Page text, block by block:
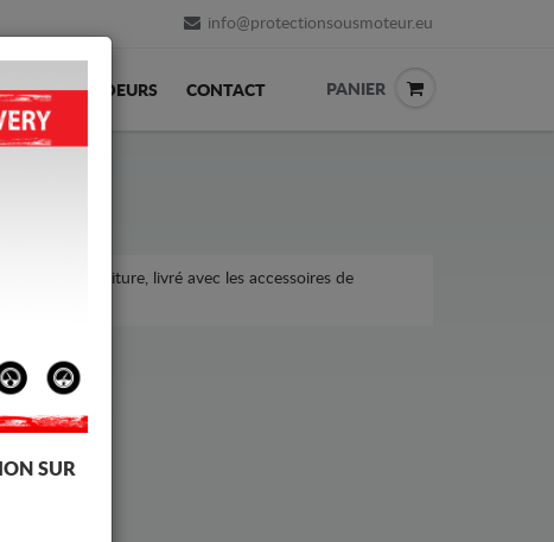
info@protectionsousmoteur.eu
REVENDEURS CONTACT PANIER
sur la voiture, livré avec les accessoires de
SUR